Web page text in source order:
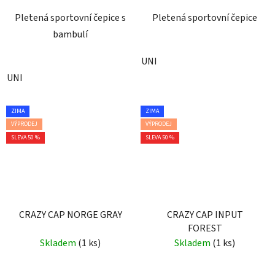
Pletená sportovní čepice s
bambulí
UNI
Pletená sportovní čepice
UNI
ZIMA
VÝPRODEJ
SLEVA 50 %
CRAZY CAP NORGE GRAY
Skladem (1 ks)
ZIMA
VÝPRODEJ
SLEVA 50 %
CRAZY CAP INPUT
FOREST
Skladem (1 ks)